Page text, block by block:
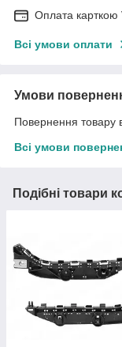
Оплата
Всі умови оплати
Умови
Повернення товару
Всі умови
Подібні товари